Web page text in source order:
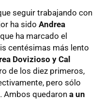
seguir trabajando con
ha sido Andrea
ha marcado el
centésimas más lento
Dovizioso y Cal
de los diez primeros,
pero sólo
Ambos quedaron a un